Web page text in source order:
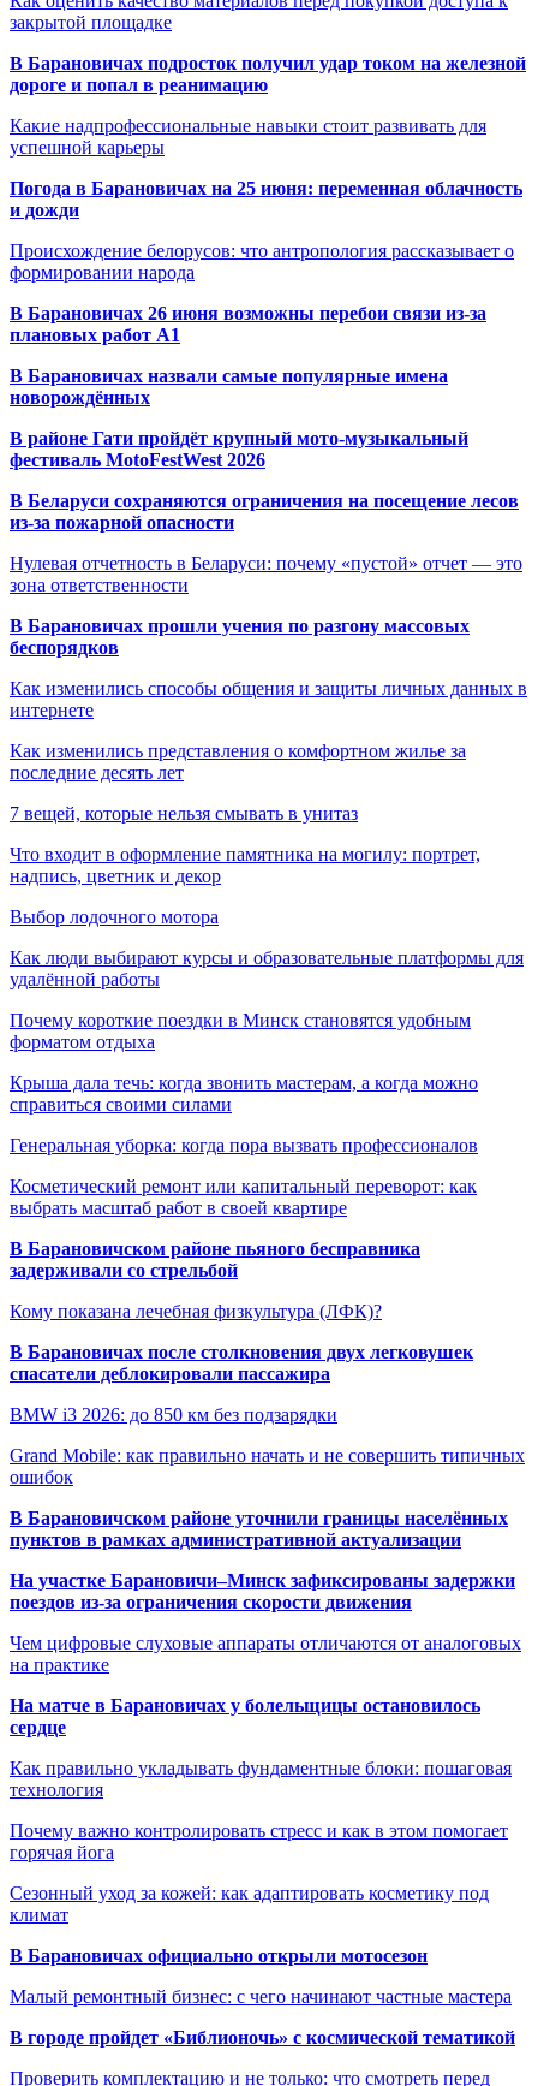
закрытой площадке
В Барановичах подросток получил удар током на железной
дороге и попал в реанимацию
Какие надпрофессиональные навыки стоит развивать для
успешной карьеры
Погода в Барановичах на 25 июня: переменная облачность
и дожди
Происхождение белорусов: что антропология рассказывает о
формировании народа
В Барановичах 26 июня возможны перебои связи из-за
плановых работ A1
В Барановичах назвали самые популярные имена
новорождённых
В районе Гати пройдёт крупный мото-музыкальный
фестиваль MotoFestWest 2026
В Беларуси сохраняются ограничения на посещение лесов
из-за пожарной опасности
Нулевая отчетность в Беларуси: почему «пустой» отчет — это
зона ответственности
В Барановичах прошли учения по разгону массовых
беспорядков
Как изменились способы общения и защиты личных данных в
интернете
Как изменились представления о комфортном жилье за
последние десять лет
7 вещей, которые нельзя смывать в унитаз
Что входит в оформление памятника на могилу: портрет,
надпись, цветник и декор
Выбор лодочного мотора
Как люди выбирают курсы и образовательные платформы для
удалённой работы
Почему короткие поездки в Минск становятся удобным
форматом отдыха
Крыша дала течь: когда звонить мастерам, а когда можно
справиться своими силами
Генеральная уборка: когда пора вызвать профессионалов
Косметический ремонт или капитальный переворот: как
выбрать масштаб работ в своей квартире
В Барановичском районе пьяного бесправника
задерживали со стрельбой
Кому показана лечебная физкультура (ЛФК)?
В Барановичах после столкновения двух легковушек
спасатели деблокировали пассажира
BMW i3 2026: до 850 км без подзарядки
Grand Mobile: как правильно начать и не совершить типичных
ошибок
В Барановичском районе уточнили границы населённых
пунктов в рамках административной актуализации
На участке Барановичи–Минск зафиксированы задержки
поездов из-за ограничения скорости движения
Чем цифровые слуховые аппараты отличаются от аналоговых
на практике
На матче в Барановичах у болельщицы остановилось
сердце
Как правильно укладывать фундаментные блоки: пошаговая
технология
Почему важно контролировать стресс и как в этом помогает
горячая йога
Сезонный уход за кожей: как адаптировать косметику под
климат
В Барановичах официально открыли мотосезон
Малый ремонтный бизнес: с чего начинают частные мастера
В городе пройдет «Библионочь» с космической тематикой
Проверить комплектацию и не только: что смотреть перед